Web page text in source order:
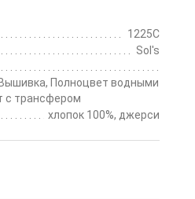
1225C
Sol's
Полноцвет водными
с трансфером
хлопок 100%, джерси